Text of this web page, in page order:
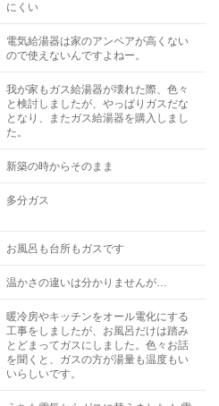
にくい
電気給湯器は家のアンペアが高くない
ので使えないんですよねー。
我が家もガス給湯器が壊れた際、色々
と検討しましたが、やっぱりガスだな
となり、またガス給湯器を購入しまし
た。
新築の時からそのまま
多分ガス
お風呂も台所もガスです
温かさの違いは分かりませんが…
暖冷房やキッチンをオール電化にする
工事をしましたが、お風呂だけは踏み
とどまってガスにしました。色々お話
を聞くと、ガスの方が湯量も温度もい
いらしいです。